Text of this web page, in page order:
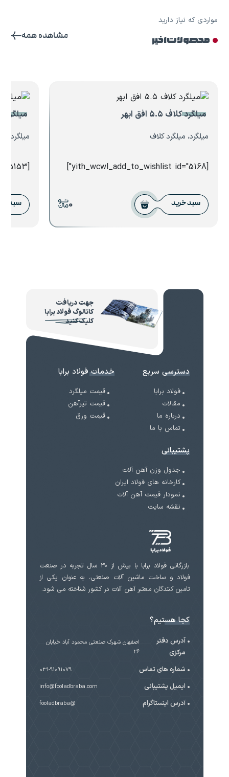
مواردی که نیاز دارید
محصولات اخیر مشاهده همه
میلگرد کلاف ۵.۵ افق ابهر
میلگرد، میلگرد کلاف
[yith_wcwl_add_to_wishlist id="5168"]
سبد خرید 0
میلگرد ۲۸ ترانس
میلگرد،
[yith_wcwl_add_to_wishlist id="5153"]
سبد
جهت دریافت
کاتالوگ فولاد برابا
کلیک کنید
دسترسی سریع
فولاد برابا
مقالات
درباره ما
تماس با ما
خدمات فولاد برابا
قیمت میلگرد
قیمت تیرآهن
قیمت ورق
پشتیبانی
جدول وزن آهن آلات
کارخانه های فولاد ایران
نمودار قیمت آهن آلات
نقشه سایت
بازرگانی فولاد برابا با بیش از 30 سال تجربه در صنعت
فولاد و ساخت ماشین آلات صنعتی، به عنوان یکی از
تامین کنندگان معتبر آهن آلات در کشور شناخته می شود.
کجا هستیم؟
آدرس دفتر
مرکزی
اصفهان شهرک صنعتی محمود آباد خیابان
۲۶
شماره های تماس 031-91091079
ایمیل پشتیبانی info@fooladbraba.com
آدرس اینستاگرام @fooladbraba